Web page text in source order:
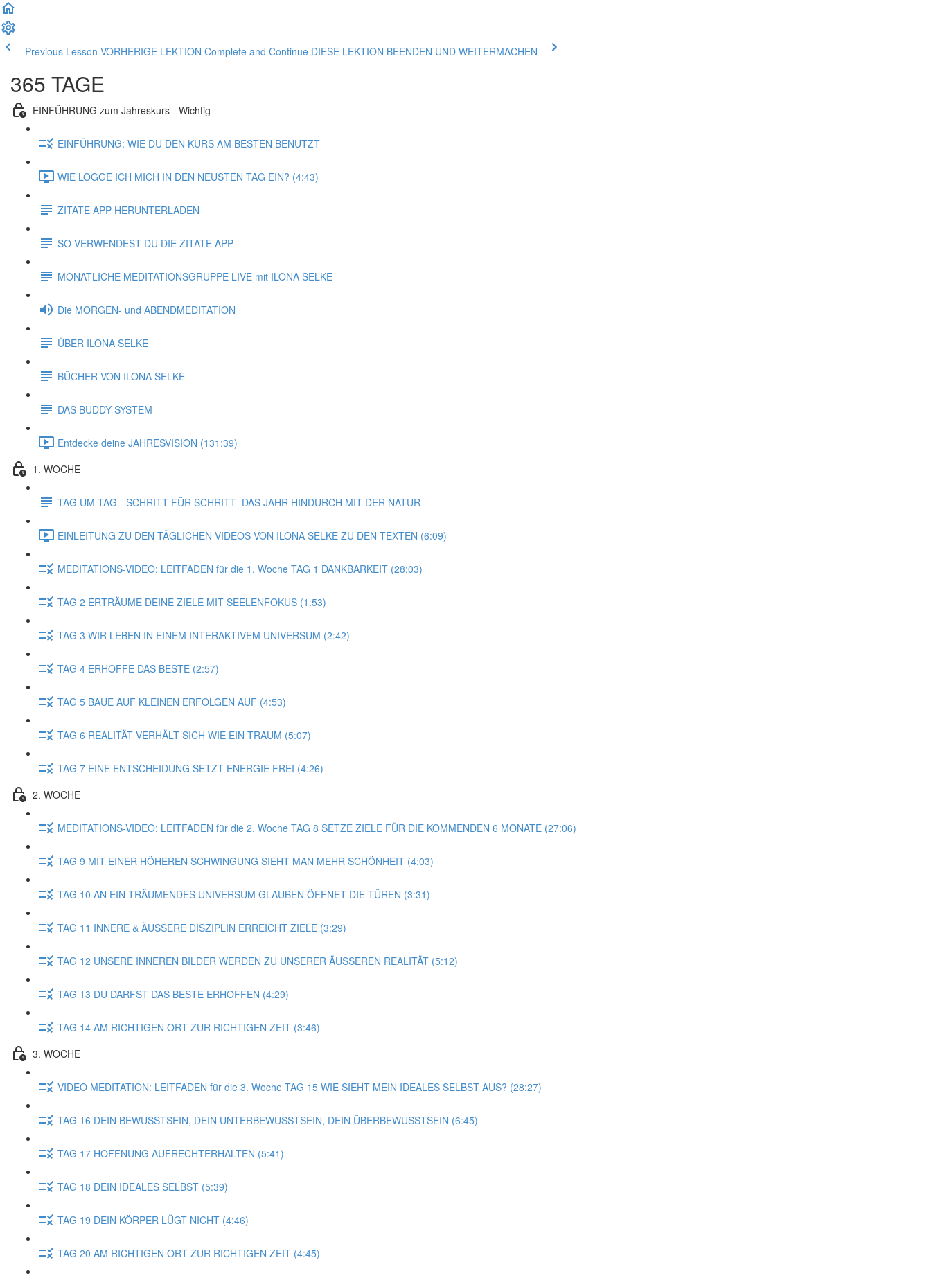
Previous Lesson VORHERIGE LEKTION Complete and Continue DIESE LEKTION BEENDEN UND WEITERMACHEN
365 TAGE
EINFÜHRUNG zum Jahreskurs - Wichtig
EINFÜHRUNG: WIE DU DEN KURS AM BESTEN BENUTZT
WIE LOGGE ICH MICH IN DEN NEUSTEN TAG EIN? (4:43)
ZITATE APP HERUNTERLADEN
SO VERWENDEST DU DIE ZITATE APP
MONATLICHE MEDITATIONSGRUPPE LIVE mit ILONA SELKE
Die MORGEN- und ABENDMEDITATION
ÜBER ILONA SELKE
BÜCHER VON ILONA SELKE
DAS BUDDY SYSTEM
Entdecke deine JAHRESVISION (131:39)
1. WOCHE
TAG UM TAG - SCHRITT FÜR SCHRITT- DAS JAHR HINDURCH MIT DER NATUR
EINLEITUNG ZU DEN TÄGLICHEN VIDEOS VON ILONA SELKE ZU DEN TEXTEN (6:09)
MEDITATIONS-VIDEO: LEITFADEN für die 1. Woche TAG 1 DANKBARKEIT (28:03)
TAG 2 ERTRÄUME DEINE ZIELE MIT SEELENFOKUS (1:53)
TAG 3 WIR LEBEN IN EINEM INTERAKTIVEM UNIVERSUM (2:42)
TAG 4 ERHOFFE DAS BESTE (2:57)
TAG 5 BAUE AUF KLEINEN ERFOLGEN AUF (4:53)
TAG 6 REALITÄT VERHÄLT SICH WIE EIN TRAUM (5:07)
TAG 7 EINE ENTSCHEIDUNG SETZT ENERGIE FREI (4:26)
2. WOCHE
MEDITATIONS-VIDEO: LEITFADEN für die 2. Woche TAG 8 SETZE ZIELE FÜR DIE KOMMENDEN 6 MONATE (27:06)
TAG 9 MIT EINER HÖHEREN SCHWINGUNG SIEHT MAN MEHR SCHÖNHEIT (4:03)
TAG 10 AN EIN TRÄUMENDES UNIVERSUM GLAUBEN ÖFFNET DIE TÜREN (3:31)
TAG 11 INNERE & ÄUSSERE DISZIPLIN ERREICHT ZIELE (3:29)
TAG 12 UNSERE INNEREN BILDER WERDEN ZU UNSERER ÄUSSEREN REALITÄT (5:12)
TAG 13 DU DARFST DAS BESTE ERHOFFEN (4:29)
TAG 14 AM RICHTIGEN ORT ZUR RICHTIGEN ZEIT (3:46)
3. WOCHE
VIDEO MEDITATION: LEITFADEN für die 3. Woche TAG 15 WIE SIEHT MEIN IDEALES SELBST AUS? (28:27)
TAG 16 DEIN BEWUSSTSEIN, DEIN UNTERBEWUSSTSEIN, DEIN ÜBERBEWUSSTSEIN (6:45)
TAG 17 HOFFNUNG AUFRECHTERHALTEN (5:41)
TAG 18 DEIN IDEALES SELBST (5:39)
TAG 19 DEIN KÖRPER LÜGT NICHT (4:46)
TAG 20 AM RICHTIGEN ORT ZUR RICHTIGEN ZEIT (4:45)